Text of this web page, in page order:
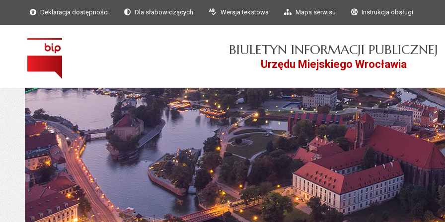
Przejdź do głównego
Przejdź do treści
Deklaracja dostępności Dla słabowidzących Wersja tekstowa Mapa serwisu Instrukcja obsługi
BIULETYN INFORMACJI PUBLICZNEJ
Urzędu Miejskiego Wrocławia